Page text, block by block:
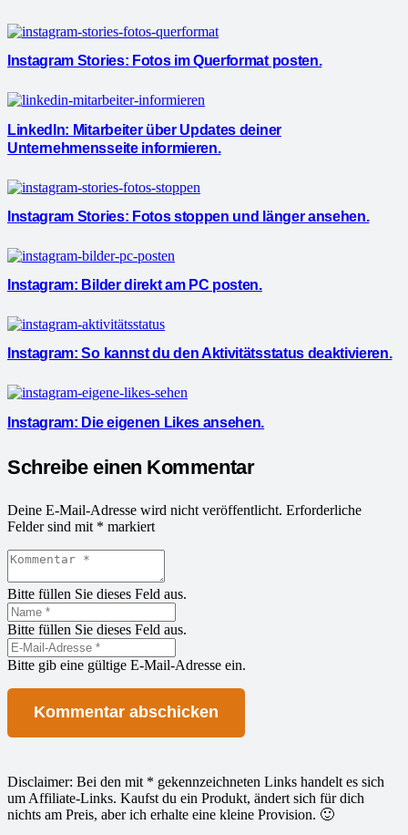
Instagram Stories: Fotos im Querformat posten.
LinkedIn: Mitarbeiter über Updates deiner
Unternehmensseite informieren.
Instagram Stories: Fotos stoppen und länger ansehen.
Instagram: Bilder direkt am PC posten.
Instagram: So kannst du den Aktivitätsstatus deaktivieren.
Instagram: Die eigenen Likes ansehen.
Schreibe einen Kommentar
Deine E-Mail-Adresse wird nicht veröffentlicht. Erforderliche
Felder sind mit * markiert
Bitte füllen Sie dieses Feld aus.
Bitte füllen Sie dieses Feld aus.
Bitte gib eine gültige E-Mail-Adresse ein.
Kommentar abschicken
Disclaimer: Bei den mit * gekennzeichneten Links handelt es sich
um Affiliate-Links. Kaufst du ein Produkt, ändert sich für dich
nichts am Preis, aber ich erhalte eine kleine Provision. 🙂